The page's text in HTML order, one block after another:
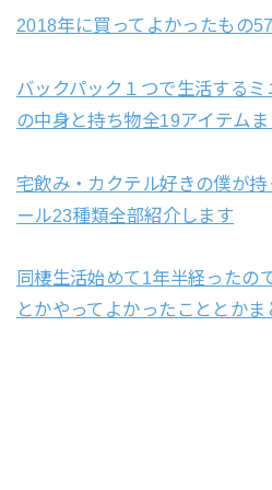
2018年に買ってよかったもの
バックパック１つで生活する
の中身と持ち物全19アイテムま
宅飲み・カクテル好きの僕が持
ール23種類全部紹介します
同棲生活始めて1年半経ったの
とかやってよかったこととかま